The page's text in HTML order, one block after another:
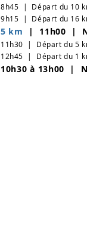
8h45 | Départ du 10
9h15 | Départ du 16
5 km | 11h00 |
11h30 | Départ du 5
12h45 | Départ du 1
10h30 à 13h00 |